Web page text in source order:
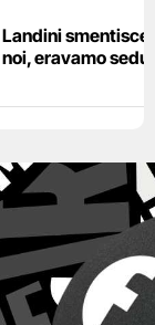
Landini
noi, eravamo